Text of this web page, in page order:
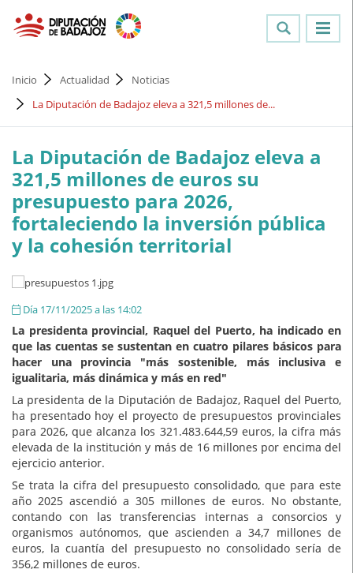
Inicio Actualidad
Noticias
La Diputación de Badajoz eleva a 321,5 millones de...
La Diputación de Badajoz eleva a
321,5 millones de euros su
presupuesto para 2026,
fortaleciendo la inversión pública
y la cohesión territorial
Día 17/11/2025 a las 14:02
La presidenta provincial, Raquel del Puerto, ha indicado en
que las cuentas se sustentan en cuatro pilares básicos para
hacer una provincia "más sostenible, más inclusiva e
igualitaria, más dinámica y más en red"
La presidenta de la Diputación de Badajoz, Raquel del Puerto,
ha presentado hoy el proyecto de presupuestos provinciales
para 2026, que alcanza los 321.483.644,59 euros, la cifra más
elevada de la institución y más de 16 millones por encima del
ejercicio anterior.
Se trata la cifra del presupuesto consolidado, que para este
año 2025 ascendió a 305 millones de euros. No obstante,
contando con las transferencias internas a consorcios y
organismos autónomos, que ascienden a 34,7 millones de
euros, la cuantía del presupuesto no consolidado sería de
356,2 millones de euros.